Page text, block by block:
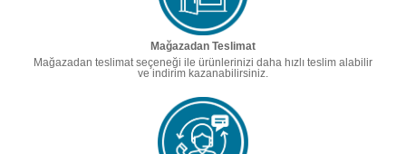
Mağazadan Teslimat
Mağazadan teslimat seçeneği ile ürünlerinizi daha hızlı teslim alabilir
ve indirim kazanabilirsiniz.